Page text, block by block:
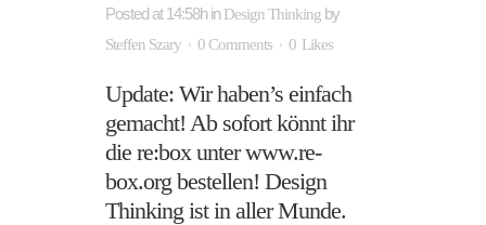
Posted at 14:58hinDesign Thinking by
Steffen Szary 0 Comments 0 Likes
Update: Wir haben’s einfach
gemacht! Ab sofort könnt ihr
die re:box unter www.re-
box.org bestellen! Design
Thinking ist in aller Munde.